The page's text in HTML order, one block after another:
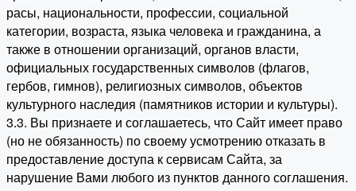
расы, национальности, профессии, социальной
категории, возраста, языка человека и гражданина, а
также в отношении организаций, органов власти,
официальных государственных символов (флагов,
гербов, гимнов), религиозных символов, объектов
культурного наследия (памятников истории и культуры).
3.3. Вы признаете и соглашаетесь, что Сайт имеет право
(но не обязанность) по своему усмотрению отказать в
предоставление доступа к сервисам Сайта, за
нарушение Вами любого из пунктов данного соглашения.